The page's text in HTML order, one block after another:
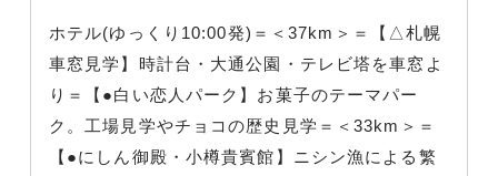
ホテル(ゆっくり10:00発)＝＜37km＞＝【△札幌
車窓見学】時計台・大通公園・テレビ塔を車窓よ
り＝【●白い恋人パーク】お菓子のテーマパー
ク。工場見学やチョコの歴史見学＝＜33km＞＝
【●にしん御殿・小樽貴賓館】ニシン漁による繁